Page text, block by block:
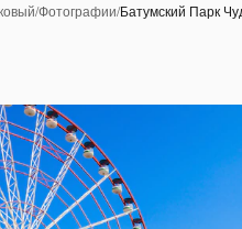
/Фотографии/Батумский Парк